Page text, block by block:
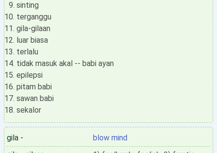
sinting
terganggu
gila-gilaan
luar biasa
terlalu
tidak masuk akal -- babi ayan
epilepsi
pitam babi
sawan babi
sekalor
gila -
blow mind